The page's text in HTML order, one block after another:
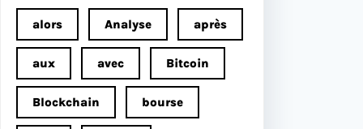
alors Analyse après
aux avec Bitcoin
Blockchain bourse